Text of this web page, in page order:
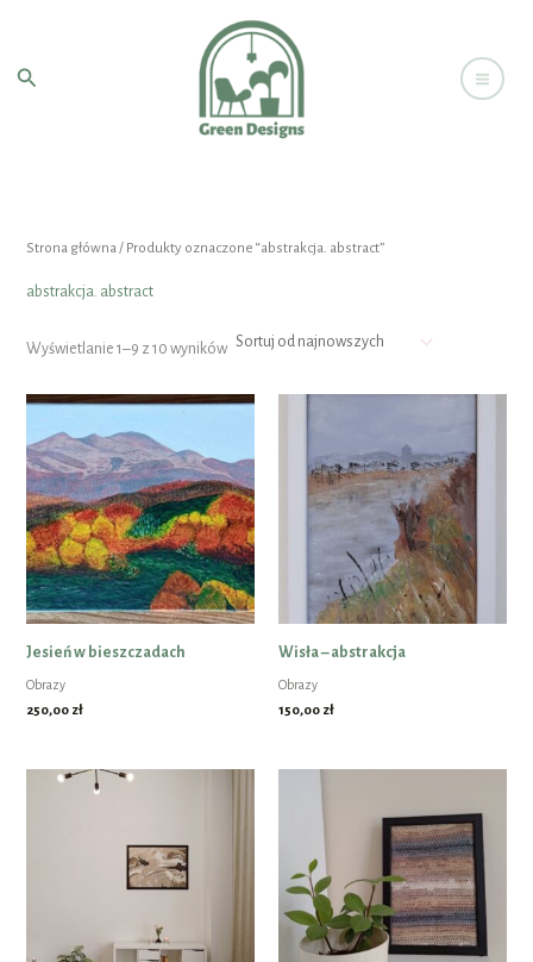
treściSzukaj
Strona główna / Produkty oznaczone “abstrakcja. abstract”
abstrakcja. abstract
Wyświetlanie 1–9 z 10 wyników
według
najnowszych
Jesień w bieszczadach
Obrazy
250,00 zł
Wisła – abstrakcja
Obrazy
150,00 zł